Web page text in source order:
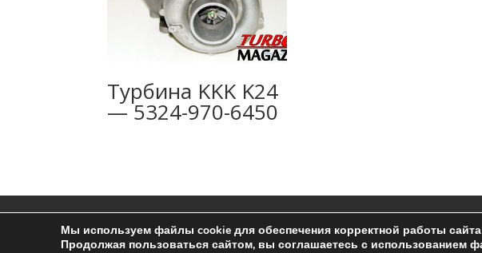
Турбина KKK K24
— 5324-970-6450
Ремонт турбин Контакты
Пользовательское соглашение
Мы используем файлы cookie для обеспечения корректной работы
Продолжая пользоваться сайтом, вы соглашаетесь с использованием